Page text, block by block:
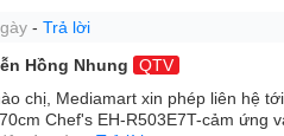
EH-R503E7T có bảng điều
hút mùi tốt hơn mà còn tiết
nhất. từ đó tối ưu hóa được
- Trả lời
Hồng Nhung
QTV
chị, Mediamart xin phép liên hệ
Chef's EH-R503E7T-cảm ứng